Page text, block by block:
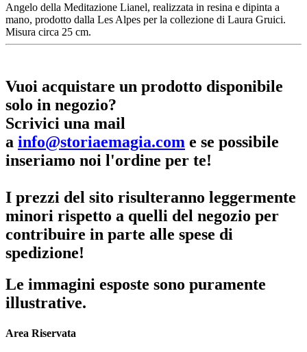
Angelo della Meditazione Lianel, realizzata in resina e dipinta a
mano, prodotto dalla Les Alpes per la collezione di Laura Gruici.
Misura circa 25 cm.
Vuoi acquistare un prodotto disponibile
solo in negozio?
Scrivici una mail
a info@storiaemagia.com e se possibile
inseriamo noi l'ordine per te!
I prezzi del sito risulteranno leggermente
minori rispetto a quelli del negozio per
contribuire in parte alle spese di
spedizione!
Le immagini esposte sono puramente
illustrative.
Area Riservata